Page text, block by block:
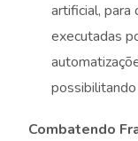
artificial, para
executadas
Combatendo